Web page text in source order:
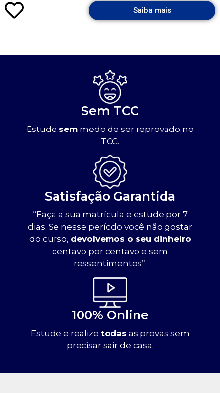
Saiba mais
Sem TCC
Estude sem medo de ser reprovado no
TCC.
Satisfação Garantida
“Faça a sua matrícula e estude por 7
dias. Se nesse período você não gostar
do curso, devolvemos o seu dinheiro
centavo por centavo e sem
ressentimentos”.
100% Online
Estude e realize todas as provas sem
precisar sair de casa.